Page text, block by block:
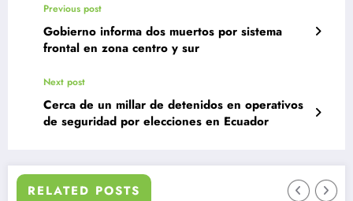
Previous post
Gobierno informa dos muertos por sistema
frontal en zona centro y sur
Next post
Cerca de un millar de detenidos en operativos
de seguridad por elecciones en Ecuador
RELATED POSTS